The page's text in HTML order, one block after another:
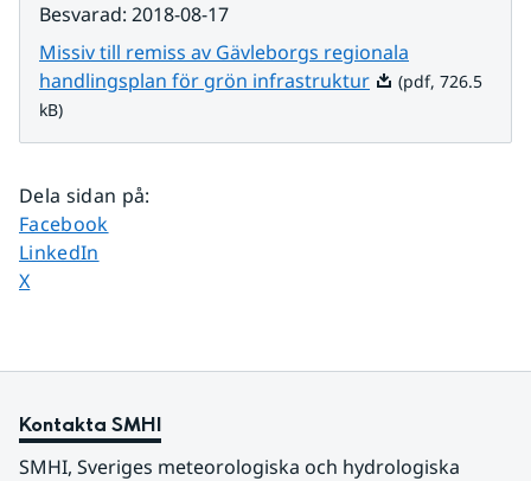
Besvarad: 2018-08-17
Missiv till remiss av Gävleborgs regionala
handlingsplan för grön infrastrukturPdf, 726.5 kB.
(pdf, 726.5
kB)
Dela sidan på:
Dela sidan på
Facebook
Dela sidan på
LinkedIn
Dela sidan på
X
Kontakta SMHI
SMHI, Sveriges meteorologiska och hydrologiska